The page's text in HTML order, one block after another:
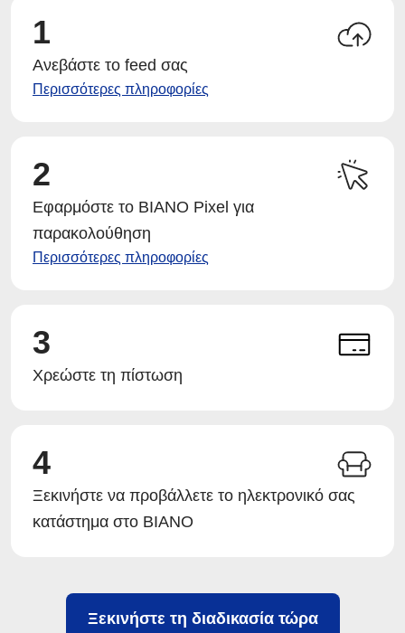
1
Ανεβάστε το feed σας
Περισσότερες πληροφορίες
2
Εφαρμόστε το BIANO Pixel για
παρακολούθηση
Περισσότερες πληροφορίες
3
Χρεώστε τη πίστωση
4
Ξεκινήστε να προβάλλετε το ηλεκτρονικό σας
κατάστημα στο BIANO
Ξεκινήστε τη διαδικασία τώρα